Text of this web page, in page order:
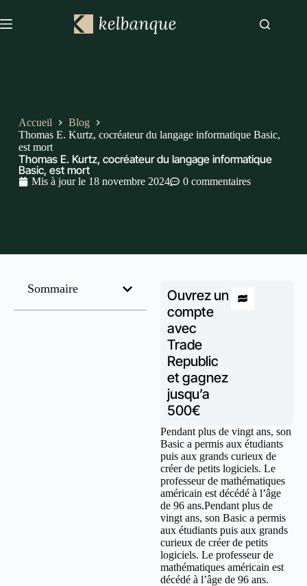
Accueil
Blog
Thomas E. Kurtz, cocréateur du langage informatique Basic,
est mort
Thomas E. Kurtz, cocréateur du langage informatique
Basic, est mort
Mis à jour le 18 novembre 2024 0 commentaires
Sommaire
Ouvrez un
compte
avec
Trade
Republic
et gagnez
jusqu’a
500€
Pendant plus de vingt ans, son
Basic a permis aux étudiants
puis aux grands curieux de
créer de petits logiciels. Le
professeur de mathématiques
américain est décédé à l’âge
de 96 ans.Pendant plus de
vingt ans, son Basic a permis
aux étudiants puis aux grands
curieux de créer de petits
logiciels. Le professeur de
mathématiques américain est
décédé à l’âge de 96 ans.